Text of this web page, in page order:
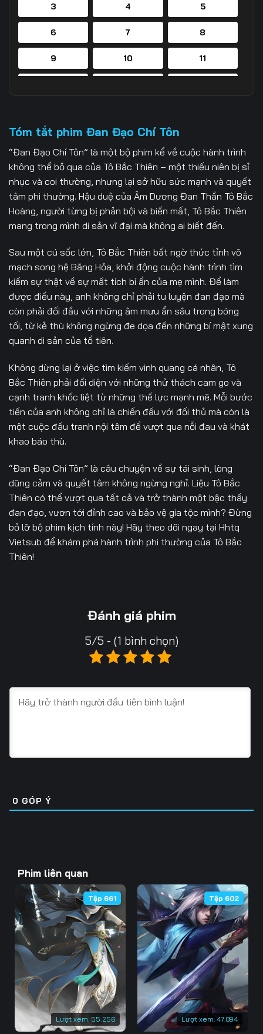
3 4 5
6 7 8
9 10 11
18 19
21 22 23
24 25 26
27 28 29
33 34 35
37 38
39 40 41
42
45 46 47
48 49 50
51 53
54
57 58 59
60 61 62
63 64 65
79
84 85
90 91 92
96 97 98
105 106 107
108 110
111 113
116
117 119
120 122 123
Tóm tắt phim Đan Đạo Chí Tôn
“Đan Đạo Chí Tôn” là một bộ phim kể về cuộc hành trình
không thể bỏ qua của Tô Bắc Thiên – một thiếu niên bị sỉ
nhục và coi thường, nhưng lại sở hữu sức mạnh và quyết
tâm phi thường. Hậu duệ của Âm Dương Đan Thần Tô Bắc
Hoàng, người từng bị phản bội và biến mất, Tô Bắc Thiên
mang trong mình di sản vĩ đại mà không ai biết đến.
Sau một cú sốc lớn, Tô Bắc Thiên bất ngờ thức tỉnh võ
mạch song hệ Băng Hỏa, khởi động cuộc hành trình tìm
kiếm sự thật về sự mất tích bí ẩn của mẹ mình. Để làm
được điều này, anh không chỉ phải tu luyện đan đạo mà
còn phải đối đầu với những âm mưu ẩn sâu trong bóng
tối, từ kẻ thù không ngừng đe dọa đến những bí mật xung
quanh di sản của tổ tiên.
Không dừng lại ở việc tìm kiếm vinh quang cá nhân, Tô
Bắc Thiên phải đối diện với những thử thách cam go và
cạnh tranh khốc liệt từ những thế lực mạnh mẽ. Mỗi bước
tiến của anh không chỉ là chiến đấu với đối thủ mà còn là
một cuộc đấu tranh nội tâm để vượt qua nỗi đau và khát
khao báo thù.
“Đan Đạo Chí Tôn” là câu chuyện về sự tái sinh, lòng
dũng cảm và quyết tâm không ngừng nghỉ. Liệu Tô Bắc
Thiên có thể vượt qua tất cả và trở thành một bậc thầy
đan đạo, vươn tới đỉnh cao và bảo vệ gia tộc mình? Đừng
bỏ lỡ bộ phim kịch tính này! Hãy theo dõi ngay tại Hhtq
Vietsub để khám phá hành trình phi thường của Tô Bắc
Thiên!
Đánh giá phim
5/5 - (1 bình chọn)
0 GÓP Ý
Phim liên quan
Lượt xem: 55.256
Tập 661
Lượt xem: 47.894
Tập 602